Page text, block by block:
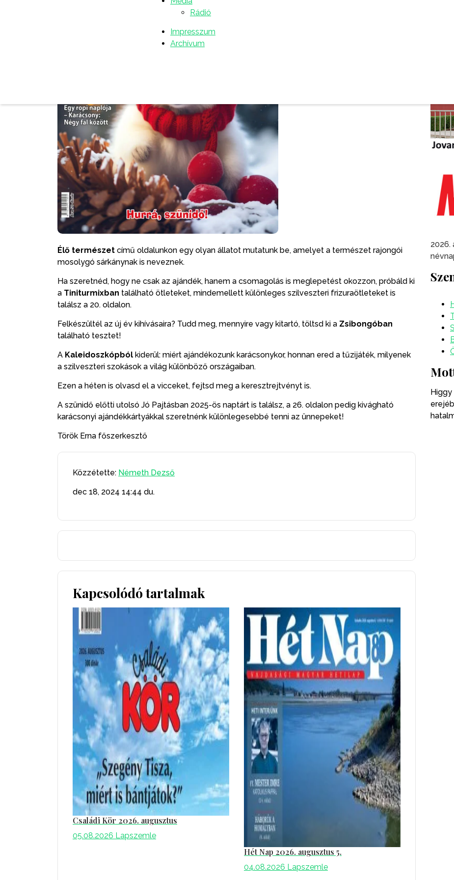
Rádió
Impresszum
Archívum
Élő természet című oldalunkon egy olyan állatot mutatunk be, amelyet a természet rajongói
mosolygó sárkánynak is neveznek.
Ha szeretnéd, hogy ne csak az ajándék, hanem a csomagolás is meglepetést okozzon, próbáld ki
a Tiniturmixban található ötleteket, mindemellett különleges szilveszteri frizuraötleteket is
találsz a 20. oldalon.
Felkészültél az új év kihívásaira? Tudd meg, mennyire vagy kitartó, töltsd ki a Zsibongóban
található tesztet!
A Kaleidoszkópból kiderül: miért ajándékozunk karácsonykor, honnan ered a tűzijáték, milyenek
a szilveszteri szokások a világ különböző országaiban.
Ezen a héten is olvasd el a vicceket, fejtsd meg a keresztrejtvényt is.
A szünidő előtti utolsó Jó Pajtásban 2025-ös naptárt is találsz, a 26. oldalon pedig kivágható
karácsonyi ajándékkártyákkal szeretnénk különlegesebbé tenni az ünnepeket!
Török Erna főszerkesztő
Közzétette: Németh Dezső
dec 18, 2024 14:44 du.
Kapcsolódó tartalmak
Családi Kör 2026. augusztus
05.08.2026 Lapszemle
Hét Nap 2026. augusztus 5.
04.08.2026 Lapszemle
2026.